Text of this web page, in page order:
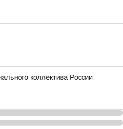
коллектива России